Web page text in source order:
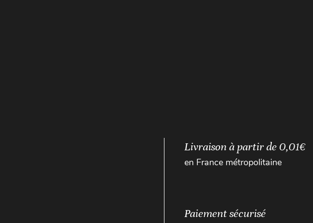
Livraison à partir de 0,01€
en France métropolitaine
Paiement sécurisé